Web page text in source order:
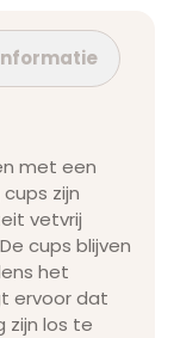
met een
zijn
vetvrij
cups blijven
het
ervoor dat
zijn los te